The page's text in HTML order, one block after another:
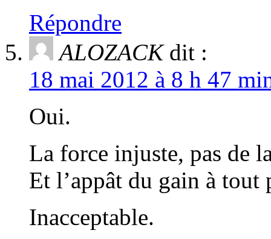
Répondre
ALOZACK dit :
18 mai 2012 à 8 h 47
Oui.
La force injuste, pas de
Et l’appât du gain à tout
Inacceptable.